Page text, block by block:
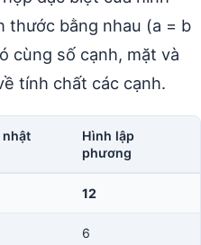
thước bằng nhau (a = b
cùng số cạnh, mặt và
tính chất các cạnh.
Hình lập
phương
12
6